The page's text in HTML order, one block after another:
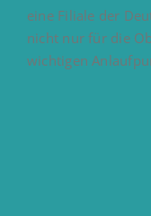
eine Filiale der
nicht nur für die
wichtigen